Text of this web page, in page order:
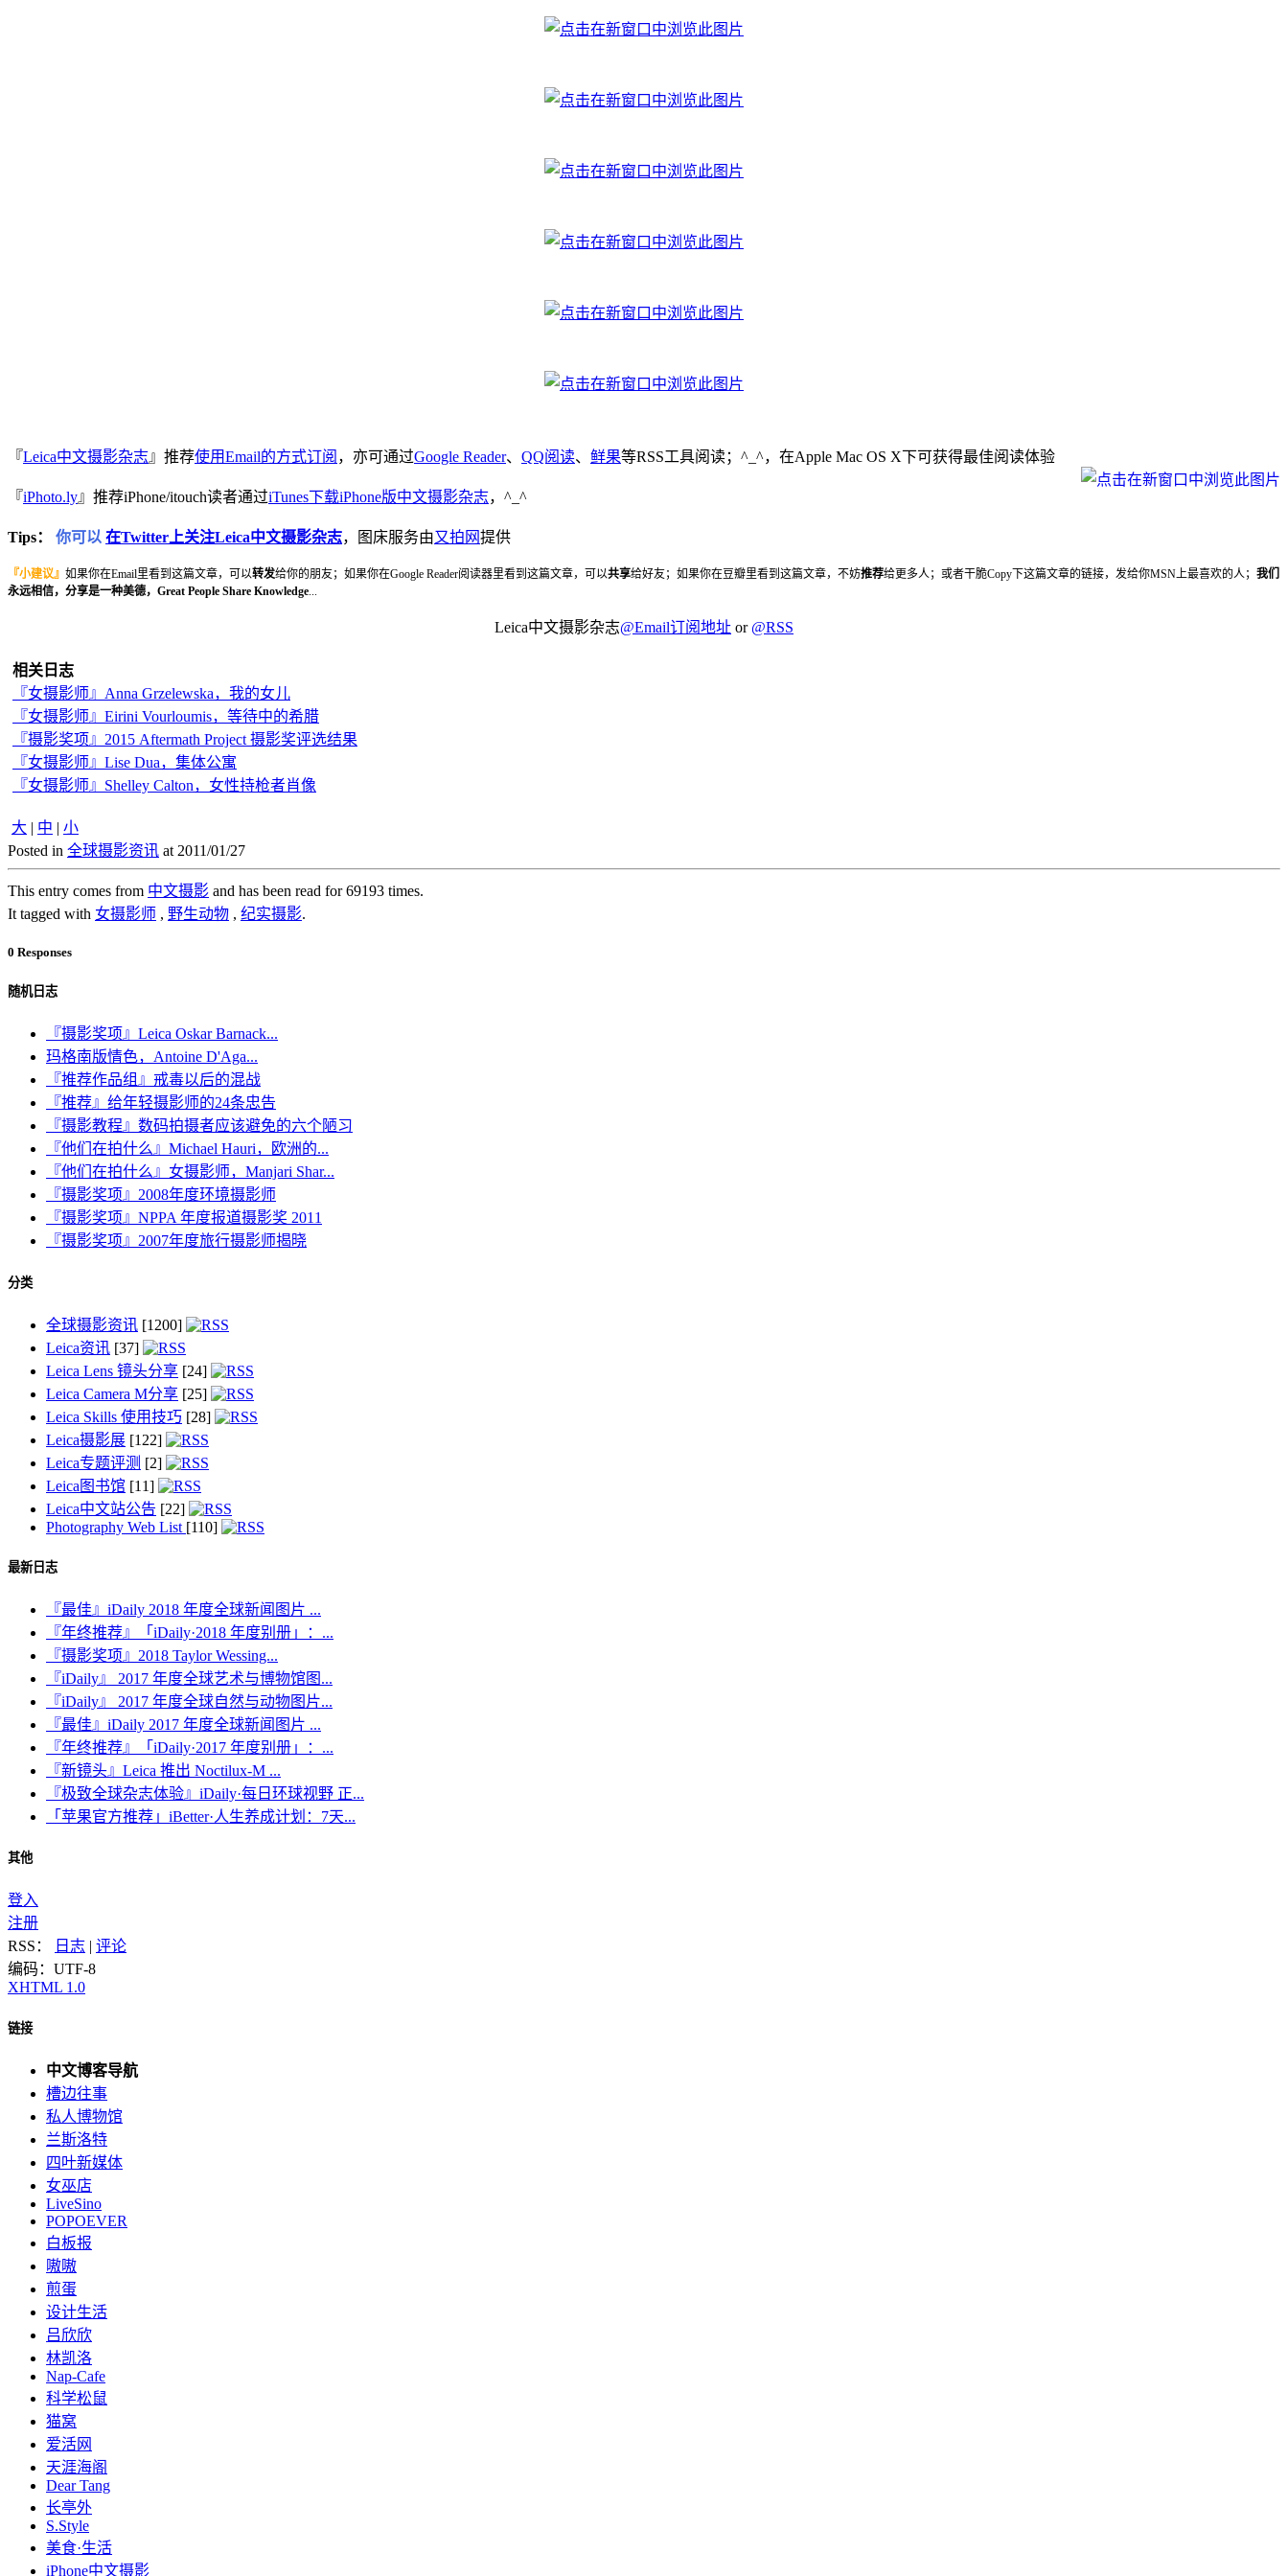
『Leica中文摄影杂志』推荐使用Email的方式订阅 ，亦可通过Google Reader、 QQ阅读、 鲜果等RSS工具阅读；^_^，在Apple Mac OS X下可获得最佳阅读体验
『iPhoto.ly』推荐iPhone/itouch读者通过iTunes下载iPhone版中文摄影杂志，^_^
Tips： 你可以 在Twitter上关注Leica中文摄影杂志，图床服务由又拍网提供
『小建议』 如果你在Email里看到这篇文章，可以转发给你的朋友；如果你在Google Reader阅读器里看到这篇文章，可以共享给好友；如果你在豆瓣里看到这篇文章，不妨推荐给更多人；或者干脆Copy下这篇文章的链接，发给你MSN上最喜欢的人； 我们
永远相信，分享是一种美德，Great People Share Knowledge...
Leica中文摄影杂志@Email订阅地址 or @RSS
相关日志
『女摄影师』Anna Grzelewska，我的女儿
『女摄影师』Eirini Vourloumis，等待中的希腊
『摄影奖项』2015 Aftermath Project 摄影奖评选结果
『女摄影师』Lise Dua，集体公寓
『女摄影师』Shelley Calton，女性持枪者肖像
大 | 中 | 小
Posted in 全球摄影资讯 at 2011/01/27
This entry comes from 中文摄影 and has been read for 69193 times.
It tagged with 女摄影师 , 野生动物 , 纪实摄影.
0 Responses
随机日志
『摄影奖项』Leica Oskar Barnack...
玛格南版情色，Antoine D'Aga...
『推荐作品组』戒毒以后的混战
『推荐』给年轻摄影师的24条忠告
『摄影教程』数码拍摄者应该避免的六个陋习
『他们在拍什么』Michael Hauri，欧洲的...
『他们在拍什么』女摄影师，Manjari Shar...
『摄影奖项』2008年度环境摄影师
『摄影奖项』NPPA 年度报道摄影奖 2011
『摄影奖项』2007年度旅行摄影师揭晓
分类
全球摄影资讯 [1200]
Leica资讯 [37]
Leica Lens 镜头分享 [24]
Leica Camera M分享 [25]
Leica Skills 使用技巧 [28]
Leica摄影展 [122]
Leica专题评测 [2]
Leica图书馆 [11]
Leica中文站公告 [22]
Photography Web List [110]
最新日志
『最佳』iDaily 2018 年度全球新闻图片 ...
『年终推荐』「iDaily·2018 年度别册」：...
『摄影奖项』2018 Taylor Wessing...
『iDaily』 2017 年度全球艺术与博物馆图...
『iDaily』 2017 年度全球自然与动物图片...
『最佳』iDaily 2017 年度全球新闻图片 ...
『年终推荐』「iDaily·2017 年度别册」：...
『新镜头』Leica 推出 Noctilux-M ...
『极致全球杂志体验』iDaily·每日环球视野 正...
「苹果官方推荐」iBetter·人生养成计划：7天...
其他
登入
注册
RSS：
日志 | 评论
编码：UTF-8
XHTML 1.0
链接
中文博客导航
槽边往事
私人博物馆
兰斯洛特
四叶新媒体
女巫店
LiveSino
POPOEVER
白板报
嗷嗷
煎蛋
设计生活
吕欣欣
林凯洛
Nap-Cafe
科学松鼠
猫窝
爱活网
天涯海阁
Dear Tang
长亭外
S.Style
美食·生活
iPhone中文摄影